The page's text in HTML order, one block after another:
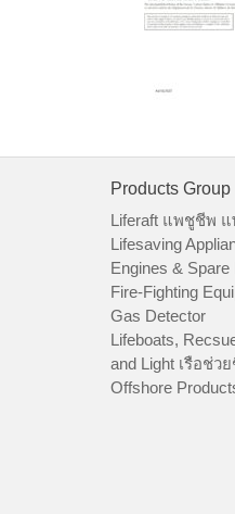
Products Group
Liferaft แพชูชีพ
Lifesaving
Engines & Spare
Fire-Fighting
Gas Detector
Lifeboats,
and Light เรือช่ว
Offshore